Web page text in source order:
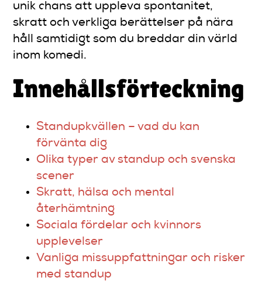
unik chans att uppleva spontanitet,
skratt och verkliga berättelser på nära
håll samtidigt som du breddar din värld
inom komedi.
Innehållsförteckning
Standupkvällen – vad du kan
förvänta dig
Olika typer av standup och svenska
scener
Skratt, hälsa och mental
återhämtning
Sociala fördelar och kvinnors
upplevelser
Vanliga missuppfattningar och risker
med standup